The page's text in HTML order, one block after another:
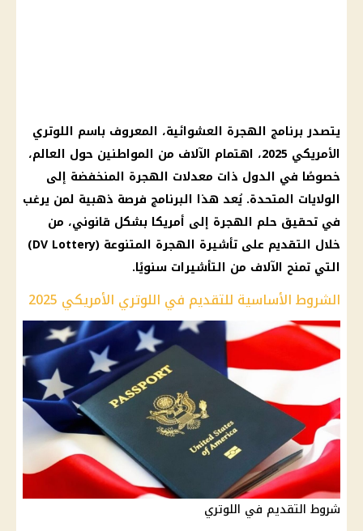
يتصدر برنامج الهجرة العشوائية، المعروف باسم اللوتري
الأمريكي 2025، اهتمام الآلاف من المواطنين حول العالم،
خصوصًا في الدول ذات معدلات الهجرة المنخفضة إلى
الولايات المتحدة. يُعد هذا البرنامج فرصة ذهبية لمن يرغب
في تحقيق حلم الهجرة إلى أمريكا بشكل قانوني، من
خلال التقديم على تأشيرة الهجرة المتنوعة (DV Lottery)
التي تمنح الآلاف من التأشيرات سنويًا.
الشروط الأساسية للتقديم في اللوتري الأمريكي 2025
شروط التقديم في اللوتري